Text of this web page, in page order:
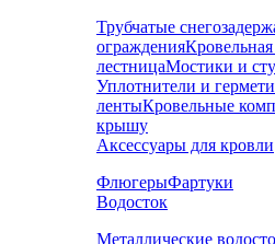
Трубчатые
ограждения
лестницаМостики и
Уплотнители и
лентыКровельные
крышу
Аксессуары для кровли
ФлюгерыФартуки
Водосток
Металлические